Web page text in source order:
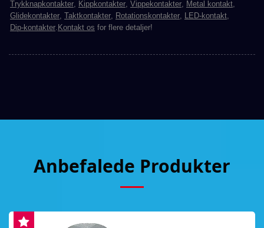
Trykknapkontakter, Kippkontakter, Vippekontakter, Metal kontakt,
Glidekontakter, Taktkontakter, Rotationskontakter, LED-kontakt,
Dip-kontakter. Kontakt os for flere detaljer!
Anbefalede Produkter